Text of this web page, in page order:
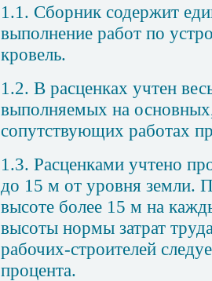
1.1. Сборник содержит
выполнение работ по
кровель.
1.2. В расценках учтен
выполняемых на
сопутствующих работах
1.3. Расценками учтено
до 15 м от уровня земли.
высоте более 15 м на
высоты нормы затрат
рабочих-строителей
процента.